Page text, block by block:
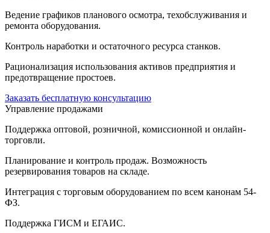
Ведение графиков планового осмотра, техобслуживания и
ремонта оборудования.
Контроль наработки и остаточного ресурса станков.
Рационализация использования активов предприятия и
предотвращение простоев.
Заказать бесплатную консультацию
Управление продажами
Поддержка оптовой, розничной, комиссионной и онлайн-
торговли.
Планирование и контроль продаж. Возможность
резервирования товаров на складе.
Интеграция с торговым оборудованием по всем канонам 54-
ФЗ.
Поддержка ГИСМ и ЕГАИС.